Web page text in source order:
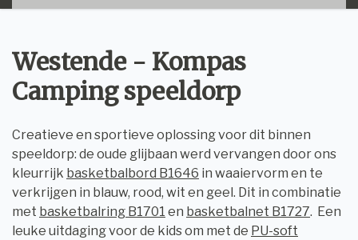
Westende - Kompas
Camping speeldorp
Creatieve en sportieve oplossing voor dit binnen
speeldorp: de oude glijbaan werd vervangen door ons
kleurrijk basketbalbord B1646 in waaiervorm en te
verkrijgen in blauw, rood, wit en geel. Dit in combinatie
met basketbalring B1701 en basketbalnet B1727. Een
leuke uitdaging voor de kids om met de PU-soft